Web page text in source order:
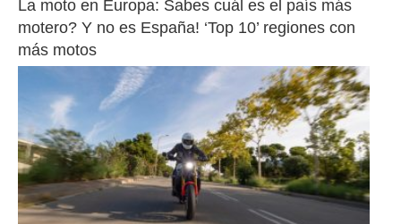
La moto en Europa: Sabes cuál es el país más
motero? Y no es España! ‘Top 10’ regiones con
más motos